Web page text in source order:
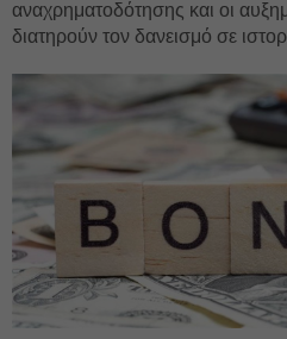
αναχρηματοδότησης και οι
διατηρούν τον δανεισμό σε